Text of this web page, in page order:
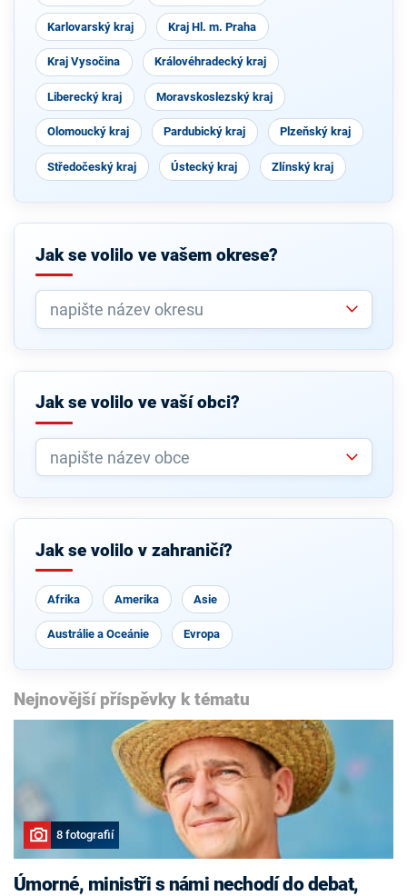
Karlovarský kraj Kraj Hl. m. Praha
Kraj Vysočina Královéhradecký kraj
Liberecký kraj Moravskoslezský kraj
Olomoucký kraj Pardubický kraj Plzeňský kraj
Středočeský kraj Ústecký kraj Zlínský kraj
Jak se volilo ve vašem okrese?
Jak se volilo ve vaší obci?
Jak se volilo v zahraničí?
Afrika Amerika Asie
Austrálie a Oceánie Evropa
Nejnovější příspěvky k tématu
8 fotografií
Úmorné, ministři s námi nechodí do debat,